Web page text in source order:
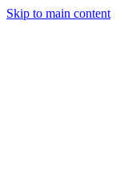
Skip to main content